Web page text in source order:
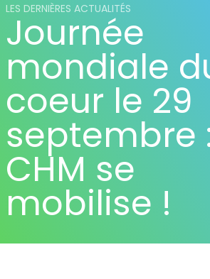
LES DERNIÈRES ACTUALITÉS
Journée
mondiale
coeur le 29
septembre
CHM se
mobilise !